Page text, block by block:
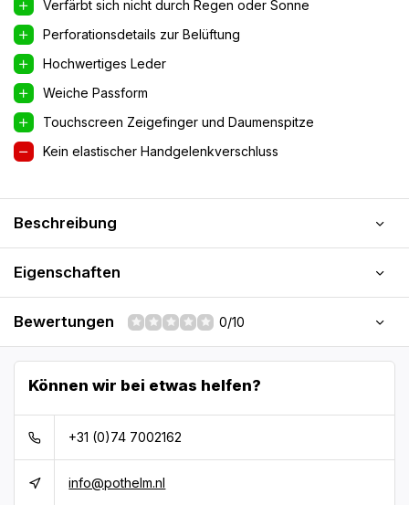
Verfärbt sich nicht durch Regen oder Sonne
Perforationsdetails zur Belüftung
Hochwertiges Leder
Weiche Passform
Touchscreen Zeigefinger und Daumenspitze
Kein elastischer Handgelenkverschluss
Beschreibung
Eigenschaften
Bewertungen 0/10
Können wir bei etwas helfen?
+31 (0)74 7002162
info@pothelm.nl